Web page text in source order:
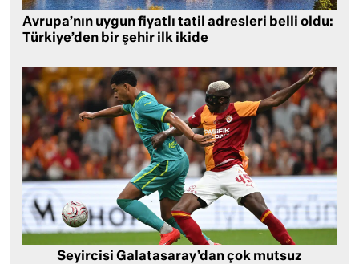
Avrupa’nın uygun fiyatlı tatil adresleri belli oldu:
Türkiye’den bir şehir ilk ikide
Seyircisi Galatasaray’dan çok mutsuz